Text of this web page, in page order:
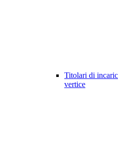
Titolari di
vertice